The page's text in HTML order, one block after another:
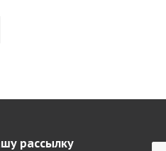
рассылку